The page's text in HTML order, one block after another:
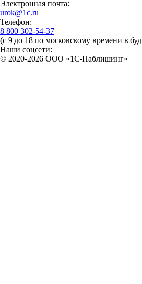
Электронная почта:
urok@1c.ru
Телефон:
8 800 302-54-37
(с 9 до 18 по московскому времени в
Наши соцсети:
© 2020-2026 OOO «1С-Паблишинг»